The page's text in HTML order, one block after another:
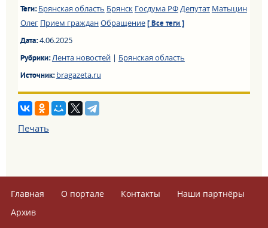
Теги: Брянская область Брянск Госдума РФДепутат Матыцин
Олег Прием гражданОбращение [ Все теги ]
Дата:4.06.2025
Рубрики:Лента новостей| Брянская область
Источник:bragazeta.ru
Печать
Главная О портале Контакты
Наши партнёры
Архив